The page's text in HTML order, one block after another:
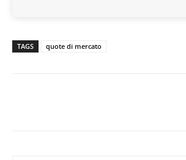
TAGS quote di mercato